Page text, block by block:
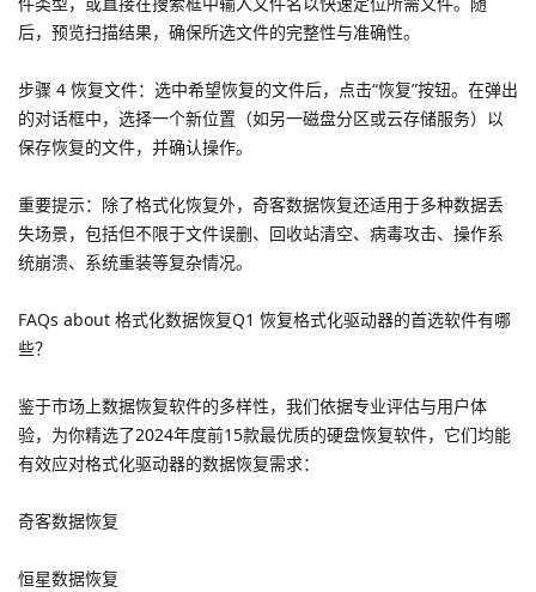
后，预览扫描结果，确保所选文件的完整性与准确性。
步骤 4 恢复文件：选中希望恢复的文件后，点击“恢复”按钮。在弹出
的对话框中，选择一个新位置（如另一磁盘分区或云存储服务）以
保存恢复的文件，并确认操作。
重要提示：除了格式化恢复外，奇客数据恢复还适用于多种数据丢
失场景，包括但不限于文件误删、回收站清空、病毒攻击、操作系
统崩溃、系统重装等复杂情况。
FAQs about 格式化数据恢复Q1 恢复格式化驱动器的首选软件有哪
些？
鉴于市场上数据恢复软件的多样性，我们依据专业评估与用户体
验，为你精选了2024年度前15款最优质的硬盘恢复软件，它们均能
有效应对格式化驱动器的数据恢复需求：
奇客数据恢复
恒星数据恢复